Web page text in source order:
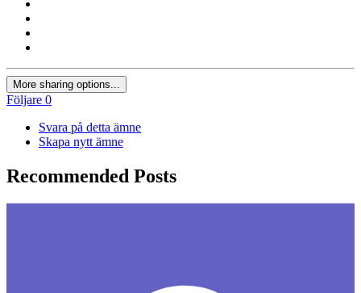
More sharing options...
Följare 0
Svara på detta ämne
Skapa nytt ämne
Recommended Posts